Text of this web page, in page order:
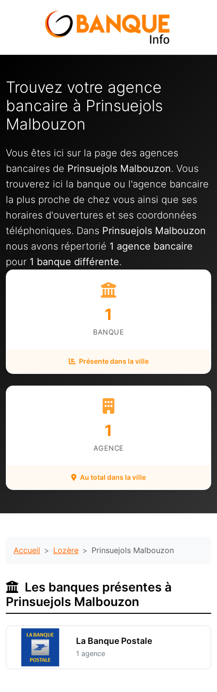
Trouvez votre agence
bancaire à Prinsuejols
Malbouzon
Vous êtes ici sur la page des agences
bancaires de Prinsuejols Malbouzon. Vous
trouverez ici la banque ou l'agence bancaire
la plus proche de chez vous ainsi que ses
horaires d'ouvertures et ses coordonnées
téléphoniques. Dans Prinsuejols Malbouzon
nous avons répertorié 1 agence bancaire
pour 1 banque différente.
1
BANQUE
Présente dans la ville
1
AGENCE
Au total dans la ville
Accueil Lozère Prinsuejols Malbouzon
Les banques présentes à
Prinsuejols Malbouzon
La Banque Postale
1 agence